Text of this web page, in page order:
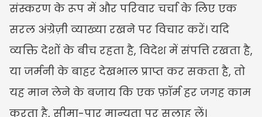
संस्करण के रूप में और परिवार चर्चा के लिए एक
सरल अंग्रेज़ी व्याख्या रखने पर विचार करें। यदि
व्यक्ति देशों के बीच रहता है, विदेश में संपत्ति रखता है,
या जर्मनी के बाहर देखभाल प्राप्त कर सकता है, तो
यह मान लेने के बजाय कि एक फ़ॉर्म हर जगह काम
करता है, सीमा-पार मान्यता पर सलाह लें।